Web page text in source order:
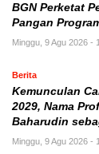
BGN Perketat
Pangan
Minggu, 9 Agu 2026 -
Berita
Kemunculan
2029, Nama
Baharudin
Minggu, 9 Agu 2026 -